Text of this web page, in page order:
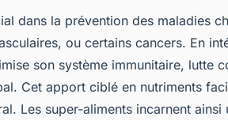
dans la prévention des maladies
ou certains cancers. En
son système immunitaire, lutte
Cet apport ciblé en nutriments
Les super-aliments incarnent ainsi